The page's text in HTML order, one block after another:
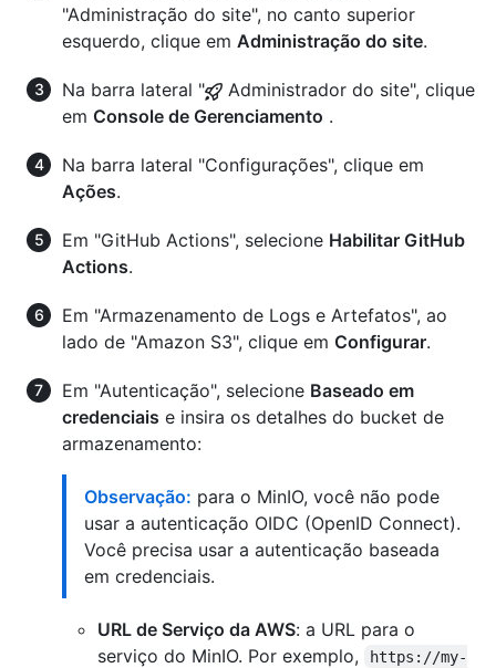
"Administração do site", no canto superior
esquerdo, clique em Administração do site.
Na barra lateral "
Administrador do site", clique
em Console de Gerenciamento .
Na barra lateral "Configurações", clique em
Ações.
Em "GitHub Actions", selecione Habilitar GitHub
Actions.
Em "Armazenamento de Logs e Artefatos", ao
lado de "Amazon S3", clique em Configurar.
Em "Autenticação", selecione Baseado em
credenciais e insira os detalhes do bucket de
armazenamento:
Observação: para o MinIO, você não pode
usar a autenticação OIDC (OpenID Connect).
Você precisa usar a autenticação baseada
em credenciais.
URL de Serviço da AWS: a URL para o
serviço do MinIO. Por exemplo,
https://my-